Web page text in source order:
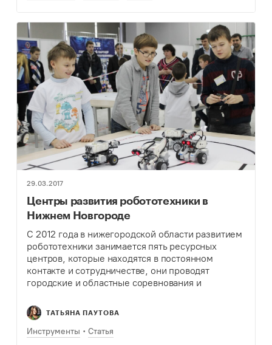
29.03.2017
Центры развития робототехники в
Нижнем Новгороде
С 2012 года в нижегородской области развитием
робототехники занимается пять ресурсных
центров, которые находятся в постоянном
контакте и сотрудничестве, они проводят
городские и областные соревнования и
любителей робототехники и где можно
научиться создавать первых…
ТАТЬЯНА ПАУТОВА
Инструменты Статья